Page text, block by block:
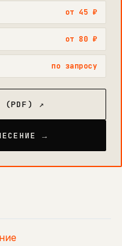
от 45 ₽
от 80 ₽
по запросу
(PDF) ↗
→